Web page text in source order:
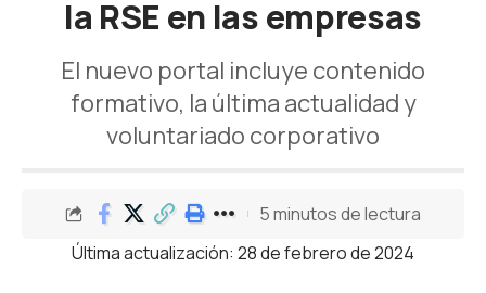
la RSE en las empresas
El nuevo portal incluye contenido
formativo, la última actualidad y
voluntariado corporativo
Última actualización: 28 de febrero de 2024
5 minutos de lectura